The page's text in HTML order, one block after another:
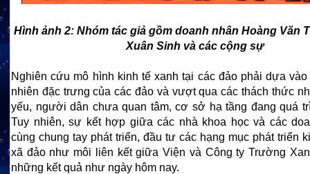
Hình ảnh 2: Nhóm tác giả gồm doanh nhân Hoàng Văn
Xuân Sinh và các cộng sự
Nghiên cứu mô hình kinh tế xanh tại các đảo phải dựa
nhiên đặc trưng của các đảo và vượt qua các thách thức
yếu, người dân chưa quan tâm, cơ sở hạ tầng đang quá
Tuy nhiên, sự kết hợp giữa các nhà khoa học và các
cùng chung tay phát triển, đầu tư các hạng mục phát triển
xã đảo như môi liên kết giữa Viện và Công ty Trường
những kết quả như ngày hôm nay.